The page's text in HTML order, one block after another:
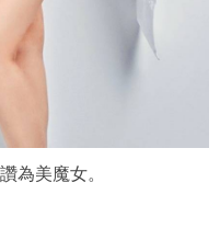
為美魔女。